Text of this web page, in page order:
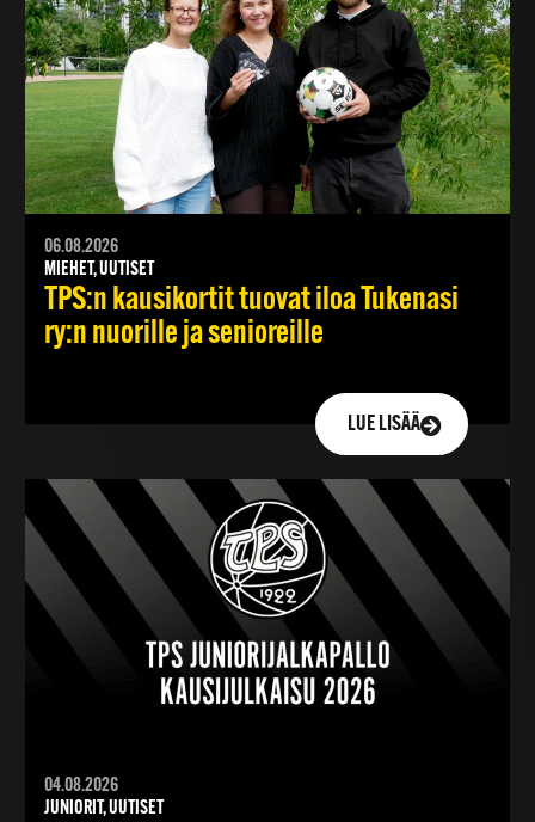
06.08.2026
MIEHET, UUTISET
TPS:n kausikortit tuovat iloa Tukenasi
ry:n nuorille ja senioreille
LUE LISÄÄ
04.08.2026
JUNIORIT, UUTISET